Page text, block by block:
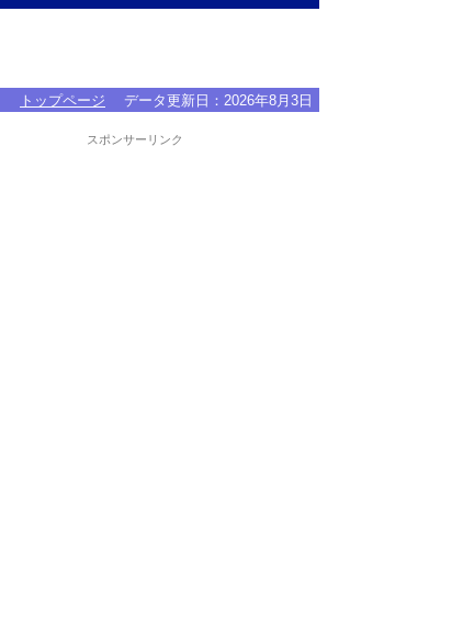
トップページ データ更新日： 2026年8月3日
スポンサーリンク